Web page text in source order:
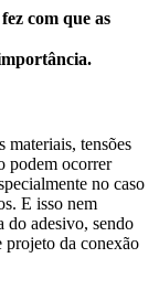
com que as
materiais, tensões
podem ocorrer
no caso
E isso nem
do adesivo, sendo
projeto da conexão